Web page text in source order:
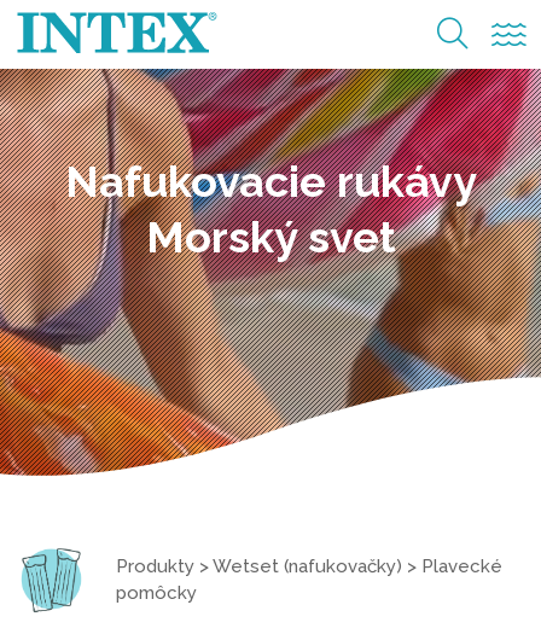
Nafukovacie rukávy
Morský svet
Produkty >Wetset (nafukovačky) > Plavecké
pomôcky